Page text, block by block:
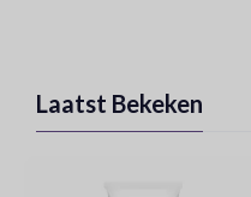
Laatst Bekeken